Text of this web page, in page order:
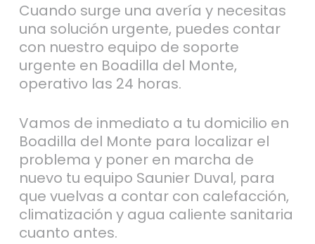
Cuando surge una avería y necesitas
una solución urgente, puedes contar
con nuestro equipo de soporte
urgente en Boadilla del Monte,
operativo las 24 horas.
Vamos de inmediato a tu domicilio en
Boadilla del Monte para localizar el
problema y poner en marcha de
nuevo tu equipo Saunier Duval, para
que vuelvas a contar con calefacción,
climatización y agua caliente sanitaria
cuanto antes.